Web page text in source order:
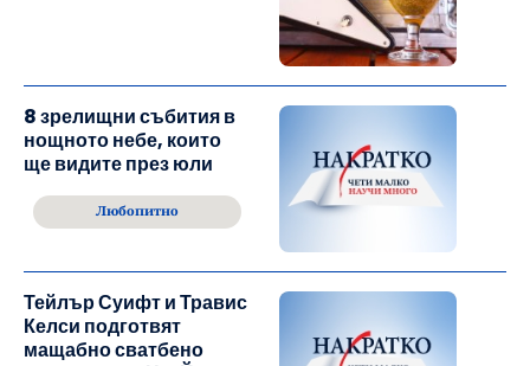
8 зрелищни събития в
нощното небе, които
ще видите през юли
Любопитно
Тейлър Суифт и Травис
Келси подготвят
мащабно сватбено